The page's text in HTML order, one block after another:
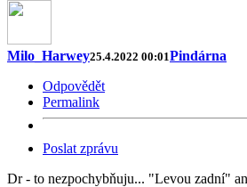
Milo_Harwey25.4.2022 00:01Pindárna
Odpovědět
Permalink
Poslat zprávu
Dr - to nezpochybňuju... "Levou zadní"